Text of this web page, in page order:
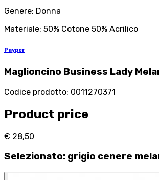
Genere: Donna
Materiale: 50% Cotone 50% Acrilico
Payper
Maglioncino Business Lady
Codice prodotto: 0011270371
Product price
€ 28,50
Selezionato: grigio cenere